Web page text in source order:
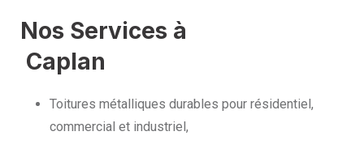
Nos Services à
Caplan
Toitures métalliques durables pour résidentiel,
commercial et industriel,